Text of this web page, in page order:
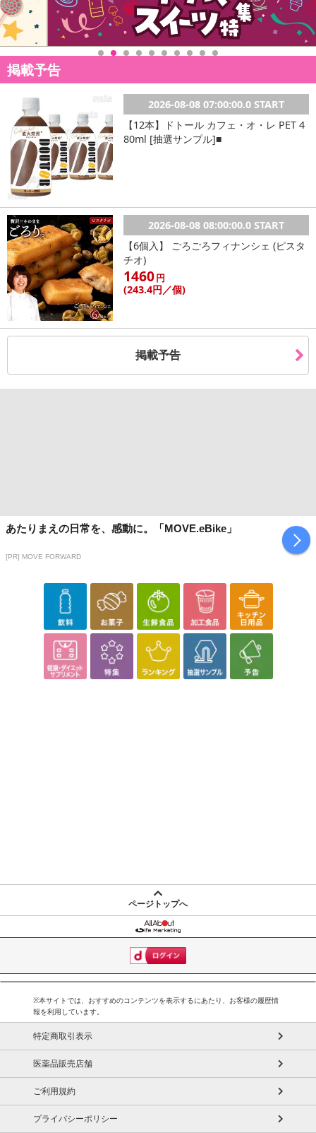
掲載予告
2026-08-08 07:00:00.0 START
【12本】ドトール カフェ・オ・レ PET 4
80ml [抽選サンプル]■
2026-08-08 08:00:00.0 START
【6個入】 ごろごろフィナンシェ (ピスタ
チオ)
1460円
(243.4円／個)
掲載予告
あたりまえの日常を、感動に。「MOVE.eBike」
[PR] MOVE FORWARD
ページトップへ
※本サイトでは、おすすめのコンテンツを表示するにあたり、お客様の履歴情
報を利用しています。
特定商取引表示
医薬品販売店舗
ご利用規約
プライバシーポリシー